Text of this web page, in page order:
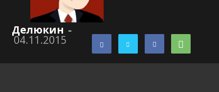
Делюкин -
04.11.2015